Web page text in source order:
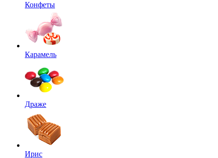
Конфеты
Карамель
Драже
Ирис